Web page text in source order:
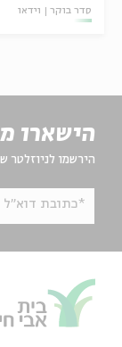
סדר בוקר וידאו
הישארו
הירשמו לניוזלטר
*כתובת דוא"ל